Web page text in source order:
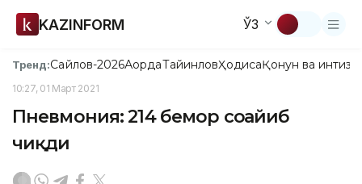
KAZINFORM ЎЗ
Тренд:Сайлов-2026АқордаТайинловҲодисаҚонун ва
10:27, 01 Март 2021
Пневмония: 214 бемор соғайиб
чиқди